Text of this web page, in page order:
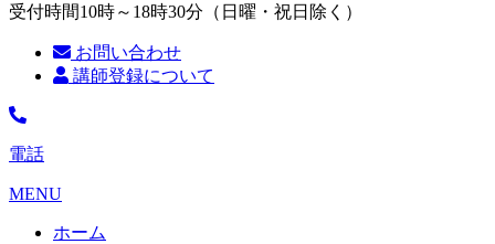
受付時間10時～18時30分（日曜・祝日除く）
お問い合わせ
講師登録について
電話
MENU
ホーム